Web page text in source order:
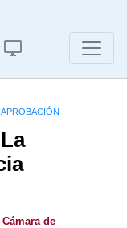
APROBACIÓN
Cámara de